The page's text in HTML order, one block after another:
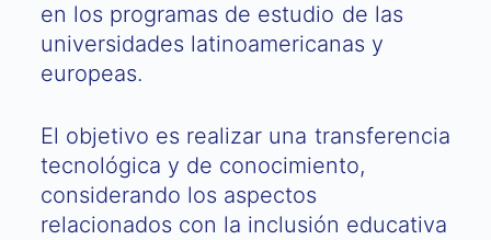
en los programas de estudio de las
universidades latinoamericanas y
europeas.
El objetivo es realizar una transferencia
tecnológica y de conocimiento,
considerando los aspectos
relacionados con la inclusión educativa